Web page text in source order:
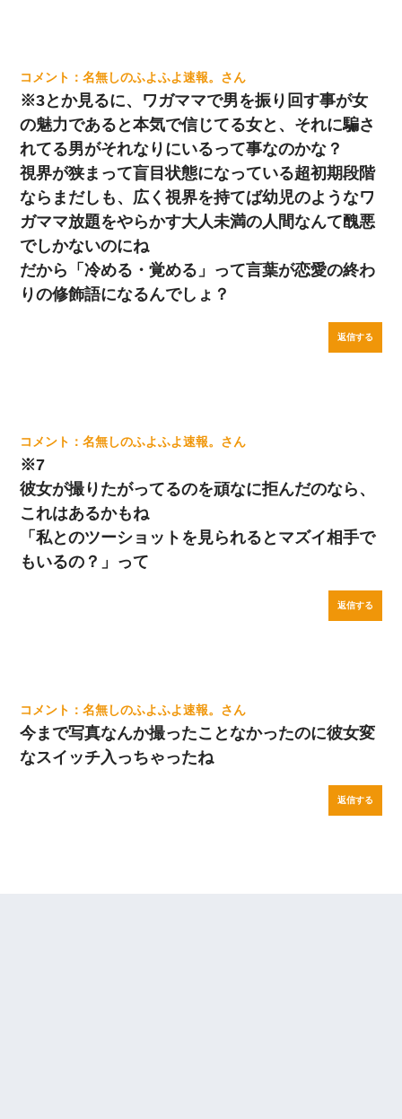
名無しのふよふよ速報。
※3とか見るに、ワガママで男を振り回す事が女
の魅力であると本気で信じてる女と、それに騙さ
れてる男がそれなりにいるって事なのかな？
視界が狭まって盲目状態になっている超初期段階
ならまだしも、広く視界を持てば幼児のようなワ
ガママ放題をやらかす大人未満の人間なんて醜悪
でしかないのにね
だから「冷める・覚める」って言葉が恋愛の終わ
りの修飾語になるんでしょ？
返信する
名無しのふよふよ速報。
※7
彼女が撮りたがってるのを頑なに拒んだのなら、
これはあるかもね
「私とのツーショットを見られるとマズイ相手で
もいるの？」って
返信する
名無しのふよふよ速報。
今まで写真なんか撮ったことなかったのに彼女変
なスイッチ入っちゃったね
返信する